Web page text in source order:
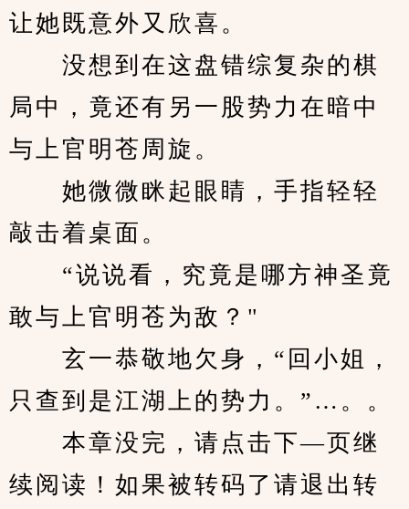
让她既意外又欣喜。
没想到在这盘错综复杂的棋
局中，竟还有另一股势力在暗中
与上官明苍周旋。
她微微眯起眼睛，手指轻轻
敲击着桌面。
“说说看，究竟是哪方神圣竟
敢与上官明苍为敌？"
玄一恭敬地欠身，“回小姐，
只查到是江湖上的势力。”…。。
本章没完，请点击下—页继
续阅读！如果被转码了请退出转